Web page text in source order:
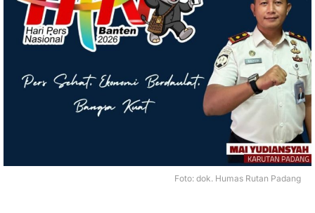
P
N
2
0
6
a
a
Foto: dok. Humas Rutan Padang